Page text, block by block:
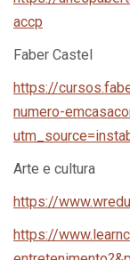
accp
Faber Castel
https://
numero-
Arte e cultura
https://
https://